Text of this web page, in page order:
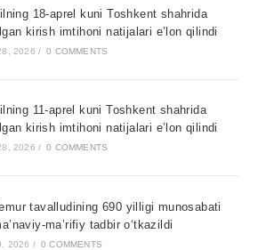
18-aprel kuni Toshkent shahrida
kirish imtihoni natijalari e’lon qilindi
2026 / 0 COMMENTS
11-aprel kuni Toshkent shahrida
kirish imtihoni natijalari e’lon qilindi
2026 / 0 COMMENTS
tavalludining 690 yilligi munosabati
ma’rifiy tadbir o‘tkazildi
2026 / 0 COMMENTS